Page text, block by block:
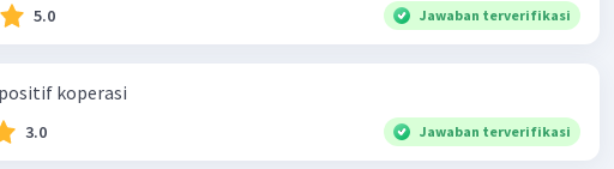
5.0 Jawaban terverifikasi
koperasi
3.0 Jawaban terverifikasi